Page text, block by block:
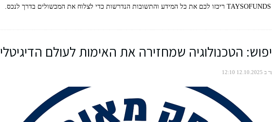
הטכנולוגיה שמחזירה את האימות לעולם הדיגיטלי
12:10